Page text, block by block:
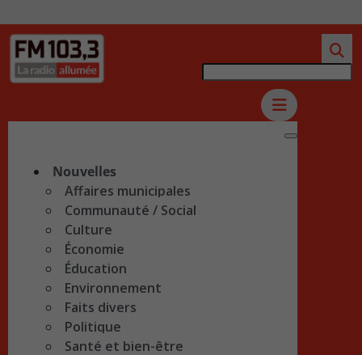
Nouvelles
Affaires municipales
Communauté / Social
Culture
Économie
Éducation
Environnement
Faits divers
Politique
Santé et bien-être